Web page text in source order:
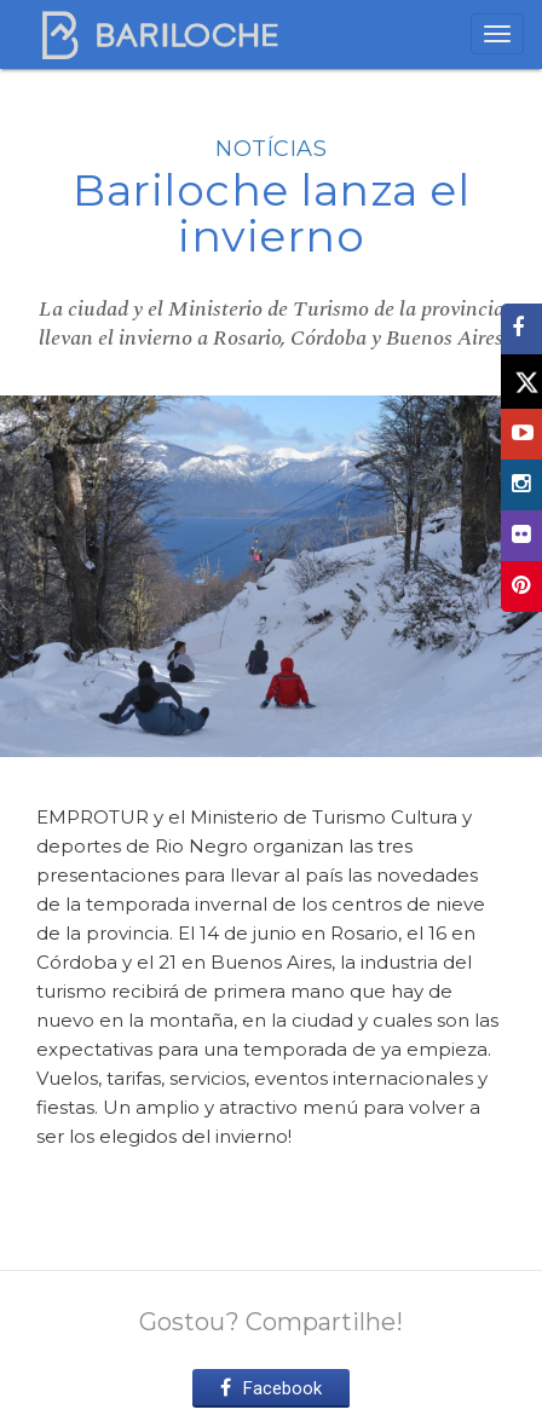
NOTÍCIAS
Bariloche lanza el
invierno
La ciudad y el Ministerio de Turismo de la provincia
llevan el invierno a Rosario, Córdoba y Buenos Aires
EMPROTUR y el Ministerio de Turismo Cultura y
deportes de Rio Negro organizan las tres
presentaciones para llevar al país las novedades
de la temporada invernal de los centros de nieve
de la provincia. El 14 de junio en Rosario, el 16 en
Córdoba y el 21 en Buenos Aires, la industria del
turismo recibirá de primera mano que hay de
nuevo en la montaña, en la ciudad y cuales son las
expectativas para una temporada de ya empieza.
Vuelos, tarifas, servicios, eventos internacionales y
fiestas. Un amplio y atractivo menú para volver a
ser los elegidos del invierno!
Gostou? Compartilhe!
Facebook